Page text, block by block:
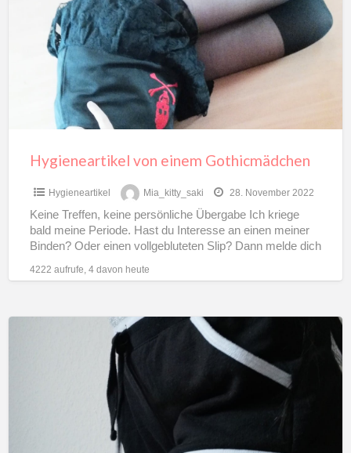
Gothicmädchen
Hygieneartikel von einem Gothicmädchen
Hygieneartikel Mia_kitty_saki 28. November 2022
Keine Treffen, keine persönliche Übergabe Ich kriege
bald meine Periode. Hast du Interesse an einen meiner
Binden? Oder einen vollgebluteten Slip? Dann melde dich
4222 aufrufe, 4 davon heute